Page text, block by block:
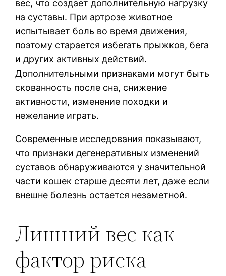
вес, что создает дополнительную нагрузку
на суставы. При артрозе животное
испытывает боль во время движения,
поэтому старается избегать прыжков, бега
и других активных действий.
Дополнительными признаками могут быть
скованность после сна, снижение
активности, изменение походки и
нежелание играть.
Современные исследования показывают,
что признаки дегенеративных изменений
суставов обнаруживаются у значительной
части кошек старше десяти лет, даже если
внешне болезнь остается незаметной.
Лишний вес как
фактор риска